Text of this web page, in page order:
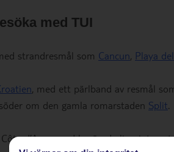
med TUI
strandresmål som Cancun, Playa
, med ett pärlband av resmål
om den gamla romarstaden Split.
d’Azur, med berömda